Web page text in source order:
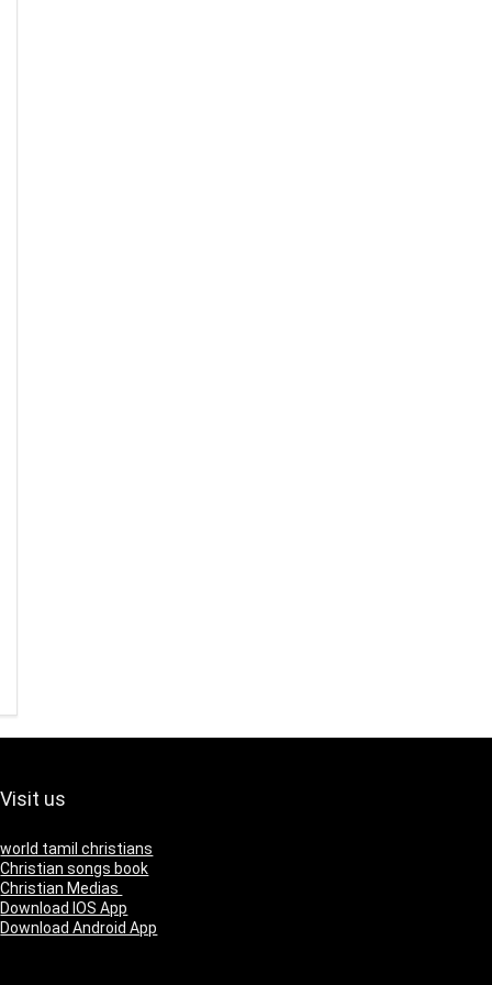
Visit us
world tamil christians
Christian songs book
Christian Medias
Download IOS App
Download Android App